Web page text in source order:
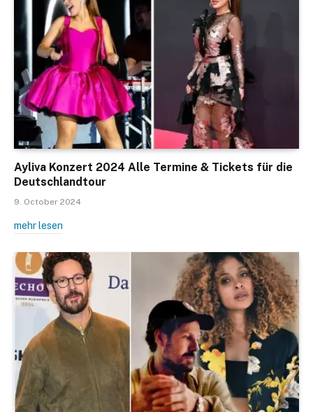
Ayliva Konzert 2024 Alle Termine & Tickets für die
Deutschlandtour
9. October 2024
mehr lesen